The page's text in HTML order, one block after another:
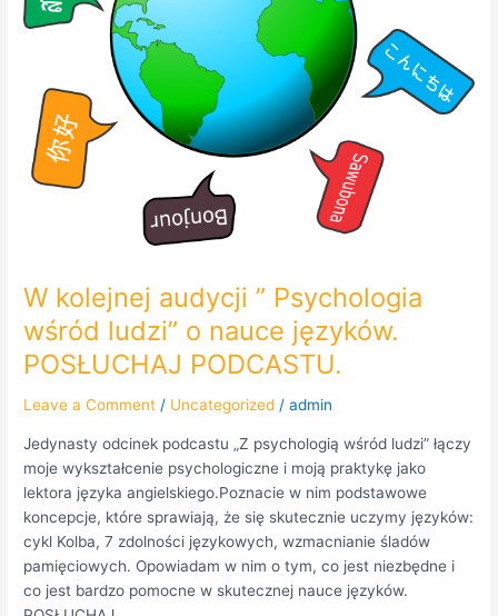
W kolejnej audycji ” Psychologia
wśród ludzi” o nauce języków.
POSŁUCHAJ PODCASTU.
Leave a Comment / Uncategorized /admin
Jedynasty odcinek podcastu „Z psychologią wśród ludzi” łączy
moje wykształcenie psychologiczne i moją praktykę jako
lektora języka angielskiego.Poznacie w nim podstawowe
koncepcje, które sprawiają, że się skutecznie uczymy języków:
cykl Kolba, 7 zdolności językowych, wzmacnianie śladów
pamięciowych. Opowiadam w nim o tym, co jest niezbędne i
co jest bardzo pomocne w skutecznej nauce języków.
nauce
POSŁUCHAJ
PODCASTU.